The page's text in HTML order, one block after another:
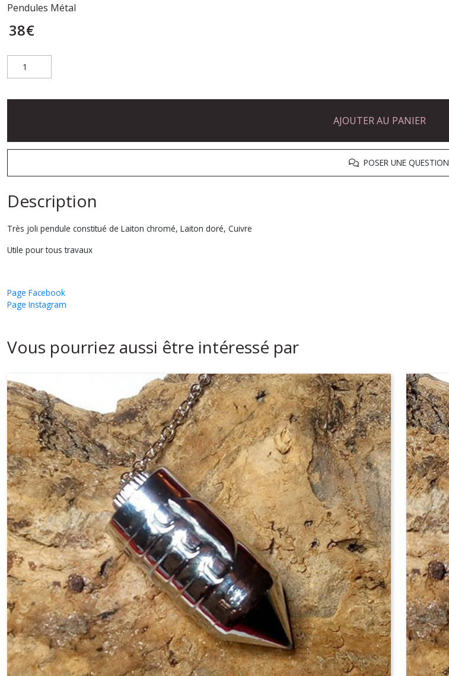
Pendules Métal
38€
AJOUTER AU PANIER
POSER UNE QUESTION
Description
Très joli pendule constitué de Laiton chromé, Laiton doré, Cuivre
Utile pour tous travaux
Page Facebook
Page Instagram
Vous pourriez aussi être intéressé par